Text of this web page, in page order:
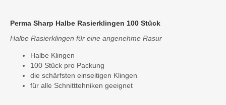
Perma Sharp Halbe Rasierklingen 100 Stück
Halbe Rasierklingen für eine angenehme Rasur
Halbe Klingen
100 Stück pro Packung
die schärfsten einseitigen Klingen
für alle Schnitttehniken geeignet